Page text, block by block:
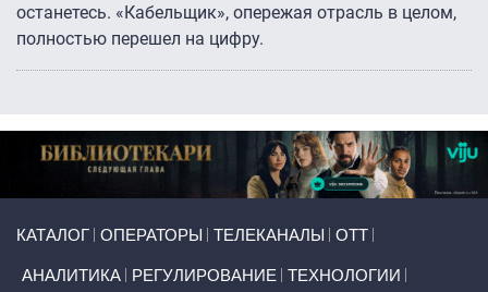
останетесь. «Кабельщик», опережая отрасль в целом,
полностью перешел на цифру.
КАТАЛОГ ОПЕРАТОРЫ ТЕЛЕКАНАЛЫ ОТТ
АНАЛИТИКА РЕГУЛИРОВАНИЕ ТЕХНОЛОГИИ